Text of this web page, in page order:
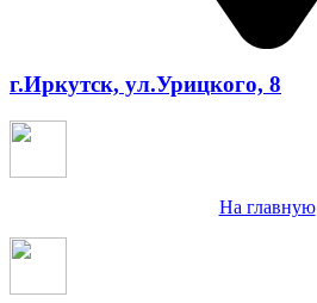
г.Иркутск, ул.Урицкого, 8
На главную